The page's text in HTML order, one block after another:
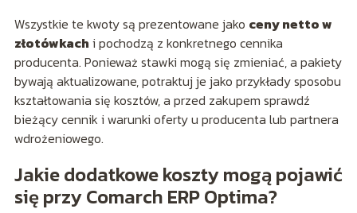
Wszystkie te kwoty są prezentowane jako ceny netto w
złotówkach i pochodzą z konkretnego cennika
producenta. Ponieważ stawki mogą się zmieniać, a pakiety
bywają aktualizowane, potraktuj je jako przykłady sposobu
kształtowania się kosztów, a przed zakupem sprawdź
bieżący cennik i warunki oferty u producenta lub partnera
wdrożeniowego.
Jakie dodatkowe koszty mogą pojawić
się przy Comarch ERP Optima?